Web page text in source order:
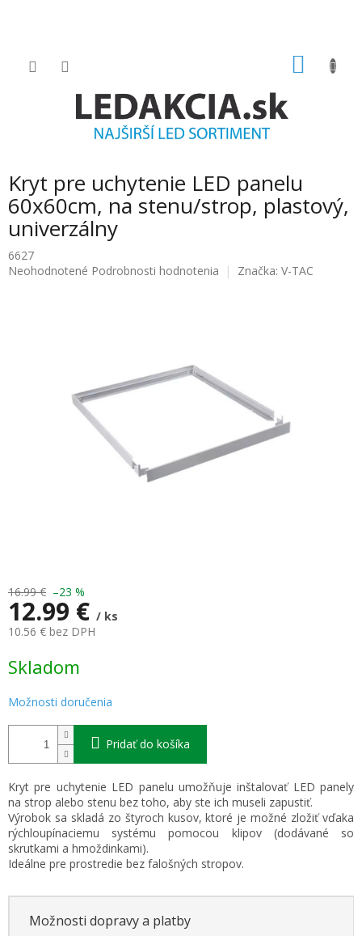
Kryt pre uchytenie LED panelu
60x60cm, na stenu/strop, plastový,
univerzálny
6627
Priemerné
Neohodnotené Podrobnosti hodnotenia Značka: V-TAC
16.99 € –23 %
12.99 € / ks
10.56 € bez DPH
cena:
Skladom
Možnosti doručenia
Pridať do košíka
Kryt pre uchytenie LED panelu umožňuje inštalovať LED panely
na strop alebo stenu bez toho, aby ste ich museli zapustiť.
Výrobok sa skladá zo štyroch kusov, ktoré je možné zložiť vďaka
rýchloupínaciemu systému pomocou klipov (dodávané so
skrutkami a hmoždinkami).
Ideálne pre prostredie bez falošných stropov.
Možnosti dopravy a platby